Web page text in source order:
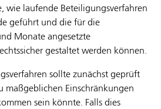
wie laufende Beteiligungsverfahren
geführt und die für die
Monate angesetzte
gestaltet werden können.
sollte zunächst geprüft
maßgeblichen Einschränkungen
sein könnte. Falls dies